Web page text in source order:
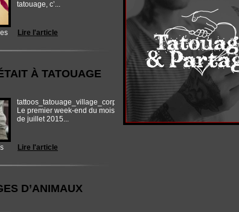
tatouage, c’...
Lire l'article
À TATOUAGE
tattoos_tatouage_village_corps_article.jpg
Le premier week-end du mois
de juillet 2015...
Lire l'article
D’ANIMAUX